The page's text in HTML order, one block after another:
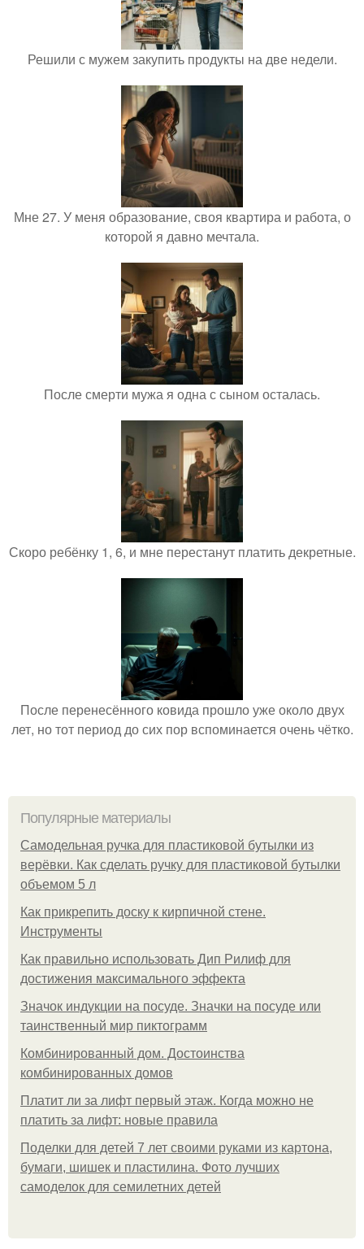
Решили с мужем закупить продукты на две недели.
Мне 27. У меня образование, своя квартира и работа, о
которой я давно мечтала.
После смерти мужа я одна с сыном осталась.
Скоро ребёнку 1, 6, и мне перестанут платить декретные.
После перенесённого ковида прошло уже около двух
лет, но тот период до сих пор вспоминается очень чётко.
Популярные материалы
Самодельная ручка для пластиковой бутылки из
верёвки. Как сделать ручку для пластиковой бутылки
объемом 5 л
Как прикрепить доску к кирпичной стене.
Инструменты
Как правильно использовать Дип Рилиф для
достижения максимального эффекта
Значок индукции на посуде. Значки на посуде или
таинственный мир пиктограмм
Комбинированный дом. Достоинства
комбинированных домов
Платит ли за лифт первый этаж. Когда можно не
платить за лифт: новые правила
Поделки для детей 7 лет своими руками из картона,
бумаги, шишек и пластилина. Фото лучших
самоделок для семилетних детей